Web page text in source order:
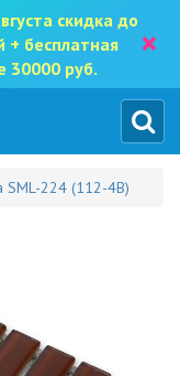
скидка до
+ бесплатная
30000 руб.
×
SML-224 (112-4B)